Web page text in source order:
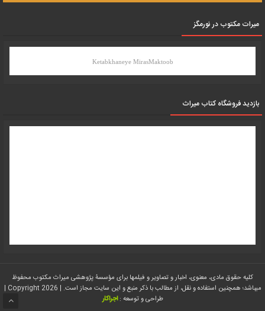
میرات مکتوب در نورمگز
Ketabkhaneye MirasMaktoob
بازدید فروشگاه کتاب میراث
کلیه حقوق مادی، معنوی، اخبار و تصاویر و فیلمها برای مؤسسۀ پژوهشی میراث مکتوب محفوظ
میباشد؛ همچنین استفاده و نقل، از مطالب با ذکر منبع و این سایت مجاز است. | Copyright 2026 |
طراحی و توسعه : اجراکار